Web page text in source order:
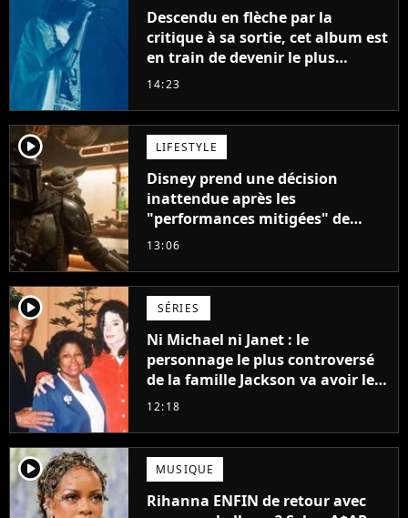
Descendu en flèche par la
critique à sa sortie, cet album est
en train de devenir le plus
populaire de son auteur
14:23
player2 LIFESTYLE
Disney prend une décision
inattendue après les
"performances mitigées" de
Vaiana et The Mandalorian &
13:06
player2 SÉRIES
Ni Michael ni Janet : le
personnage le plus controversé
de la famille Jackson va avoir le
droit à sa propre série
12:18
player2 MUSIQUE
Rihanna ENFIN de retour avec